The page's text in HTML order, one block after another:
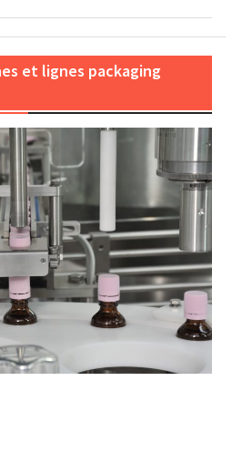
et lignes packaging